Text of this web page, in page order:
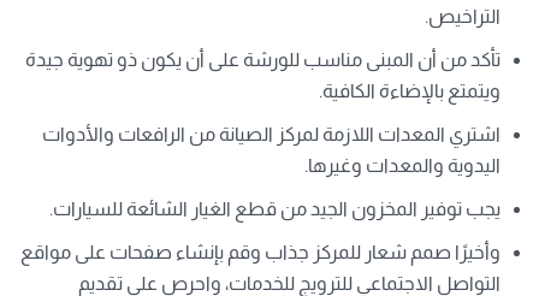
التراخيص.
تأكد من أن المبنى مناسب للورشة على أن يكون ذو تهوية جيدة
ويتمتع بالإضاءة الكافية.
اشتري المعدات اللازمة لمركز الصيانة من الرافعات والأدوات
اليدوية والمعدات وغيرها.
يجب توفير المخزون الجيد من قطع الغيار الشائعة للسيارات.
وأخيرًا صمم شعار للمركز جذاب وقم بإنشاء صفحات على مواقع
التواصل الاجتماعي للترويج للخدمات، واحرص على تقديم